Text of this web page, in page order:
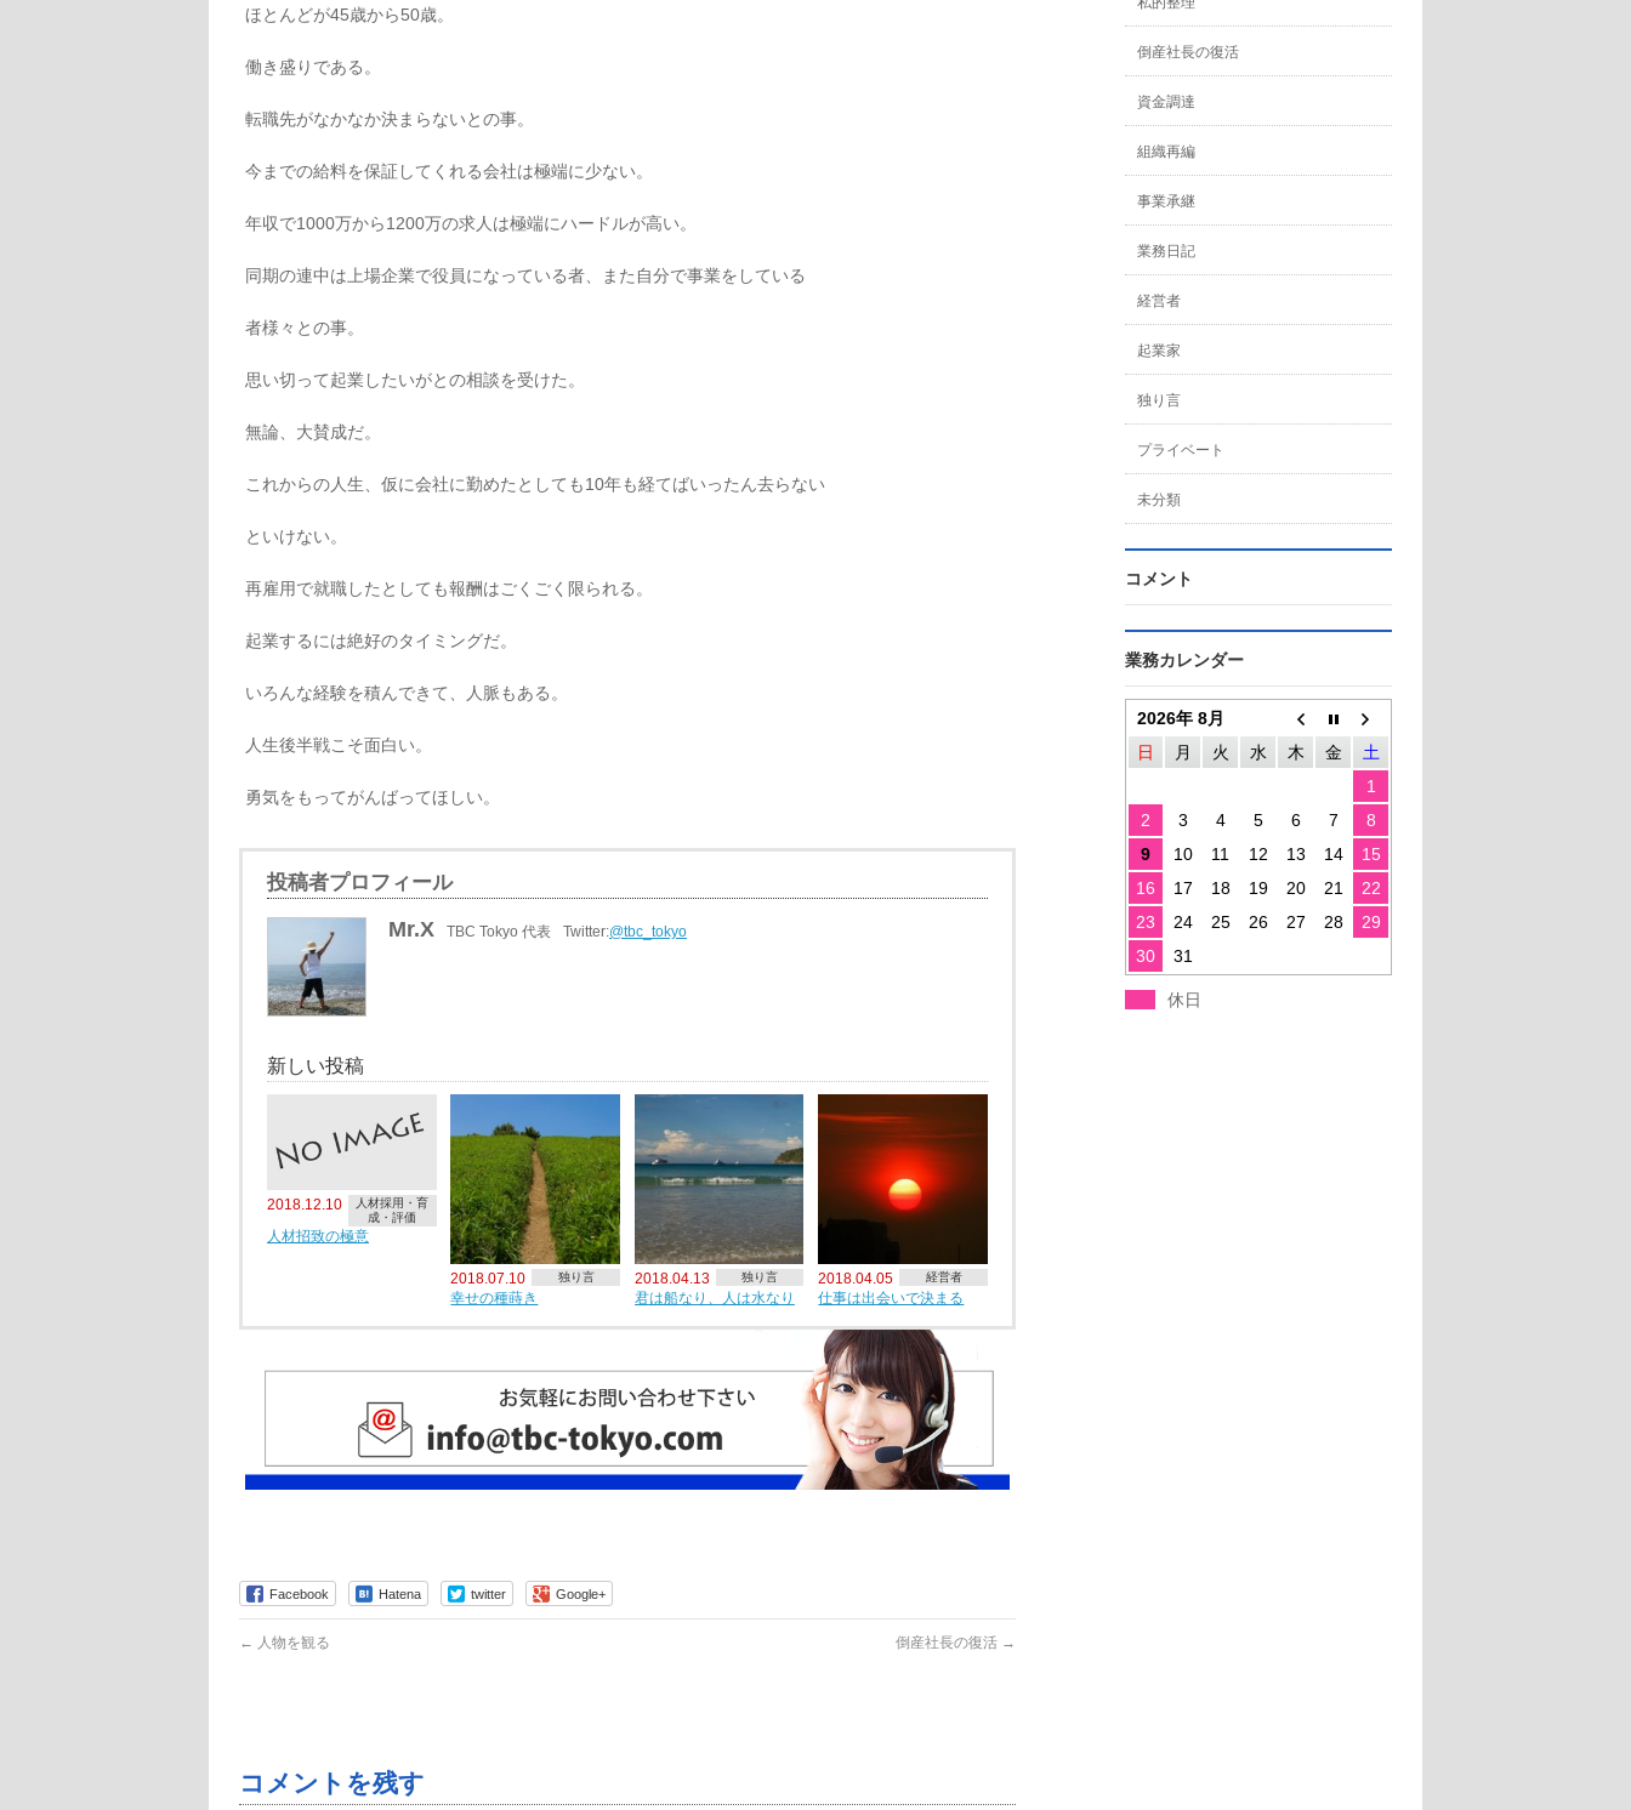
ほとんどが45歳から50歳。
働き盛りである。
転職先がなかなか決まらないとの事。
今までの給料を保証してくれる会社は極端に少ない。
年収で1000万から1200万の求人は極端にハードルが高い。
同期の連中は上場企業で役員になっている者、また自分で事業をしている
者様々との事。
思い切って起業したいがとの相談を受けた。
無論、大賛成だ。
これからの人生、仮に会社に勤めたとしても10年も経てばいったん去らない
といけない。
再雇用で就職したとしても報酬はごくごく限られる。
起業するには絶好のタイミングだ。
いろんな経験を積んできて、人脈もある。
人生後半戦こそ面白い。
勇気をもってがんばってほしい。
投稿者プロフィール
Mr.X TBC Tokyo 代表 Twitter:@tbc_tokyo
新しい投稿
2018.12.10
人材採用・育
成・評価
人材招致の極意
2018.07.10 独り言
幸せの種蒔き
2018.04.13 独り言
君は船なり、人は水なり
2018.04.05 経営者
仕事は出会いで決まる
Facebook Hatena twitter Google+
← 人物を観る 倒産社長の復活 →
コメントを残す
倒産社長の復活
資金調達
組織再編
事業承継
業務日記
経営者
起業家
独り言
プライベート
未分類
コメント
業務カレンダー
2026年 8月
日
月 火 水 木 金
土
1
2
3 4 5 6 7
8
9
10 11 12 13 14
15
16
17 18 19 20 21
22
23
24 25 26 27 28
29
30
31
休日